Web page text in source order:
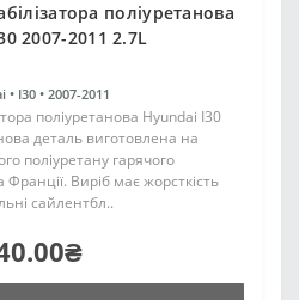
поліуретанова
2007-2011 2.7L
• I30 • 2007-2011
поліуретанова Hyundai I30
деталь виготовлена на
поліуретану гарячого
Виріб має жорсткість
сайлентбл..